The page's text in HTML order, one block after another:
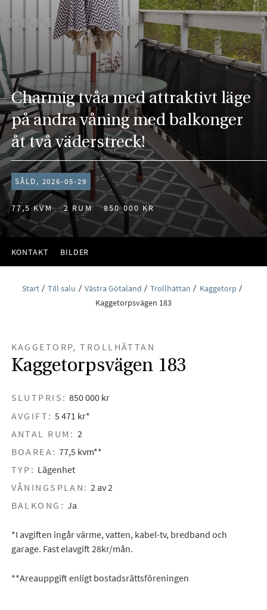
Charmig tvåa med attraktivt läge
på andra våning med balkonger
åt två väderstreck!
SÅLD, 2026-05-29
77,5 KVM 2 RUM 850 000 KR
KONTAKT BILDER
Start Till salu Västra Götaland Trollhättan
Kaggetorp
Kaggetorpsvägen 183
KAGGETORP, TROLLHÄTTAN
Kaggetorpsvägen 183
SLUTPRIS: 850 000 kr
AVGIFT: 5 471 kr*
ANTAL RUM: 2
BOAREA: 77,5 kvm**
TYP: Lägenhet
VÅNINGSPLAN: 2 av 2
BALKONG: Ja
*I avgiften ingår värme, vatten, kabel-tv, bredband och
garage. Fast elavgift 28kr/mån.
**Areauppgift enligt bostadsrättsföreningen